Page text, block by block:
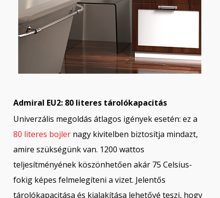
Admiral EU2: 80 literes tárolókapacitás
Univerzális megoldás átlagos igények esetén: ez a
80 literes bojlernagy kivitelben biztosítja mindazt,
amire szükségünk van. 1200 wattos
teljesítményének köszönhetően akár 75 Celsius-
fokig képes felmelegíteni a vizet. Jelentős
tárolókapacitása és kialakítása lehetővé teszi, hogy